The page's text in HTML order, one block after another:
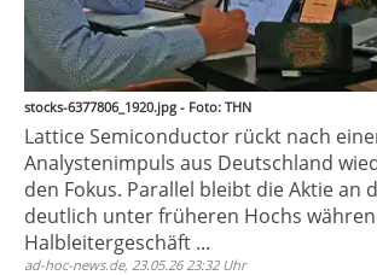
stocks-6377806_1920.jpg - Foto: THN
Lattice Semiconductor rückt nach
Analystenimpuls aus Deutschland
den Fokus. Parallel bleibt die Aktie an
deutlich unter früheren Hochs
Halbleitergeschäft ...
ad-hoc-news.de, 23.05.26 23:32 Uhr